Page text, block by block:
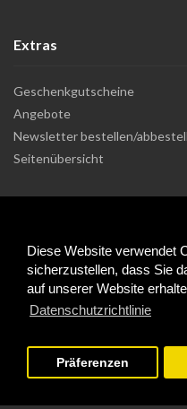
Diese Website verwendet
sicherzustellen, dass Sie
auf unserer Website
Datenschutzrichtlinie
Präferenzen
Extras
Geschenkgutscheine
Angebote
Newsletter bestellen/
Seitenübersicht
Powered by Dupuis Informatique